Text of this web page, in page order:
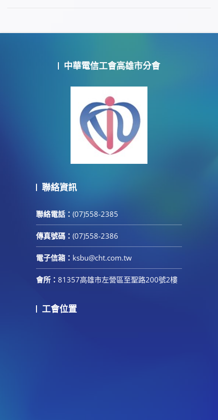
中華電信工會高雄市分會
聯絡資訊
聯絡電話： (07)558-2385
傳真號碼： (07)558-2386
電子信箱： ksbu@cht.com.tw
會所： 81357高雄市左營區至聖路200號2樓
工會位置